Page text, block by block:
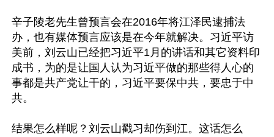
辛子陵老先生曾预言会在2016年将江泽民逮捕法
办，也有媒体预言应该是在今年就解决。习近平访
美前，刘云山已经把习近平1月的讲话和其它资料印
成书，为的是让国人认为习近平做的那些得人心的
事都是共产党让干的，习近平要保中共，要忠于中
共。
结果怎么样呢？刘云山戳习却伤到江。这话怎么